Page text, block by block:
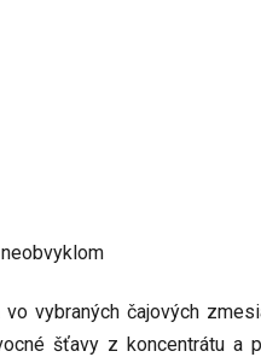
vybraných čajových
šťavy z koncentrátu a